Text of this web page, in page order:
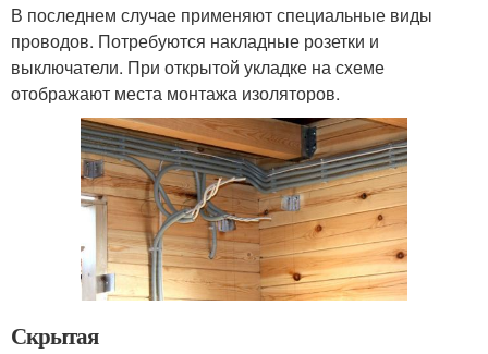
В последнем случае применяют специальные виды
проводов. Потребуются накладные розетки и
выключатели. При открытой укладке на схеме
отображают места монтажа изоляторов.
Скрытая